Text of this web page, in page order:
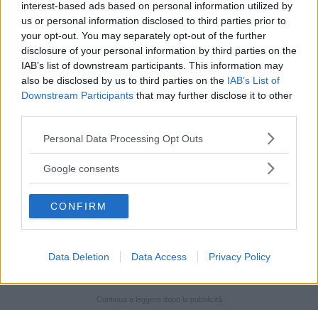
interest-based ads based on personal information utilized by
us or personal information disclosed to third parties prior to
your opt-out. You may separately opt-out of the further
disclosure of your personal information by third parties on the
IAB’s list of downstream participants. This information may
also be disclosed by us to third parties on the IAB’s List of
Downstream Participants that may further disclose it to other
Please note that this website/app uses one or more Google
not limited to your visit or usage behaviour. You may click to
use your data for below specified purposes in below Google
consent section.
Personal Data Processing Opt Outs
Google consents
CONFIRM
Data Deletion Data Access Privacy Policy
Ericè un bambino, Janarè invece un
drago.EriceJanarvivono in un mondo
dove uomini e draghi sono acerrimi
nemici e si combattono senza tregua. Il
papà diEricè un cacciatore di draghi e il
papà di Janardà la caccia agli uomini.
Non si sa chi ha cominciato questa
battaglia, che è parte integrante della
loro vita. Il piccoloEricdunque cresce
pensando che un giorno combatterà i
vede passare e insieme alla sorellina
Helenne è terrorizzato finchè conosce il